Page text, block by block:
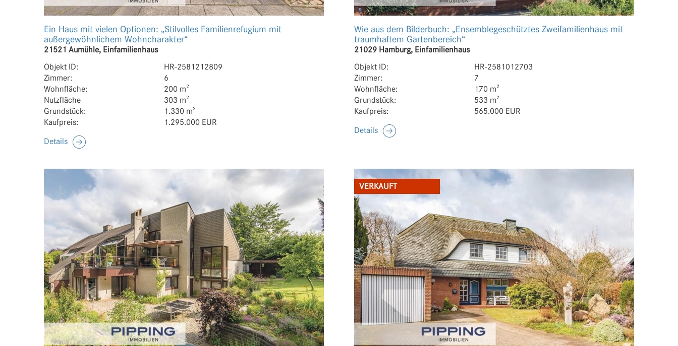
Ein Haus mit vielen Optionen: „Stilvolles Familienrefugium mit
außergewöhnlichem Wohncharakter“
21521 Aumühle, Einfamilienhaus
Objekt ID:
HR-2581212809
Zimmer:
6
Wohnfläche:
200 m²
Nutzfläche
303 m²
Grundstück:
1.330 m²
Kaufpreis:
1.295.000 EUR
Details
Wie aus dem Bilderbuch: „Ensemblegeschütztes Zweifamilienhaus mit
traumhaftem Gartenbereich“
21029 Hamburg, Einfamilienhaus
Objekt ID:
HR-2581012703
Zimmer:
7
Wohnfläche:
170 m²
Grundstück:
533 m²
Kaufpreis:
565.000 EUR
Details
VERKAUFT